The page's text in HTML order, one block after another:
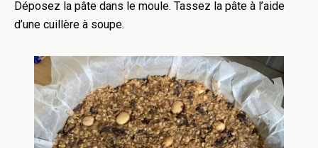
Déposez la pâte dans le moule. Tassez la pâte à l’aide
d’une cuillère à soupe.